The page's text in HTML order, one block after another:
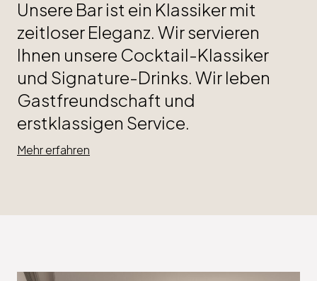
Unsere Bar ist ein Klassiker mit
zeitloser Eleganz. Wir servieren
Ihnen unsere Cocktail-Klassiker
und Signature-Drinks. Wir leben
Gastfreundschaft und
erstklassigen Service.
Mehr erfahren